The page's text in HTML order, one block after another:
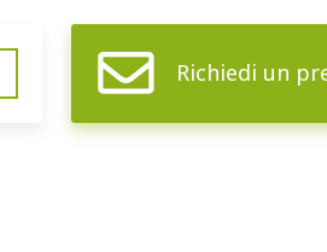
Richiedi un